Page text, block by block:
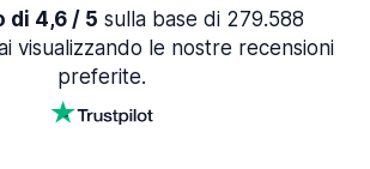
di 4,6 / 5 sulla base di 279.588
visualizzando le nostre recensioni
preferite.